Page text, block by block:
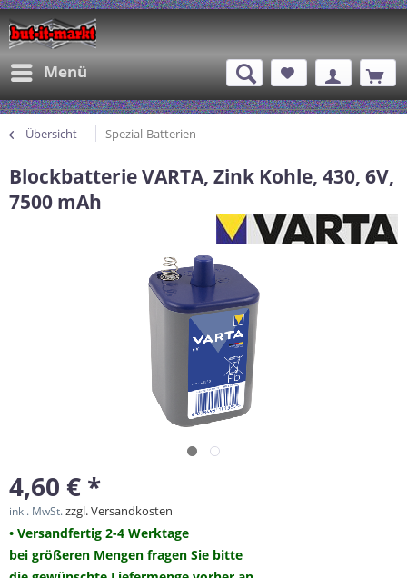
Menü
Übersicht Spezial-Batterien
Blockbatterie VARTA, Zink Kohle, 430, 6V,
7500 mAh
4,60 € *
inkl. MwSt.zzgl. Versandkosten
• Versandfertig 2-4 Werktage
bei größeren Mengen fragen Sie bitte